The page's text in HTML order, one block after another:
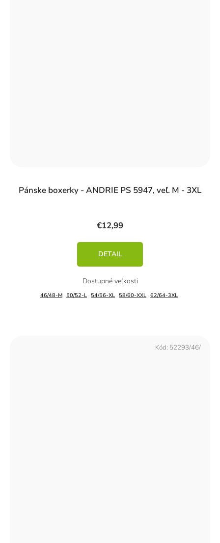
Pánske boxerky - ANDRIE PS 5947, veľ. M - 3XL
€12,99
DETAIL
46/48-M 50/52-L 54/56-XL 58/60-XXL 62/64-3XL
Kód: 52293/46/